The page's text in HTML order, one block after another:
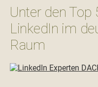
Unter den Top
LinkedIn im
Raum